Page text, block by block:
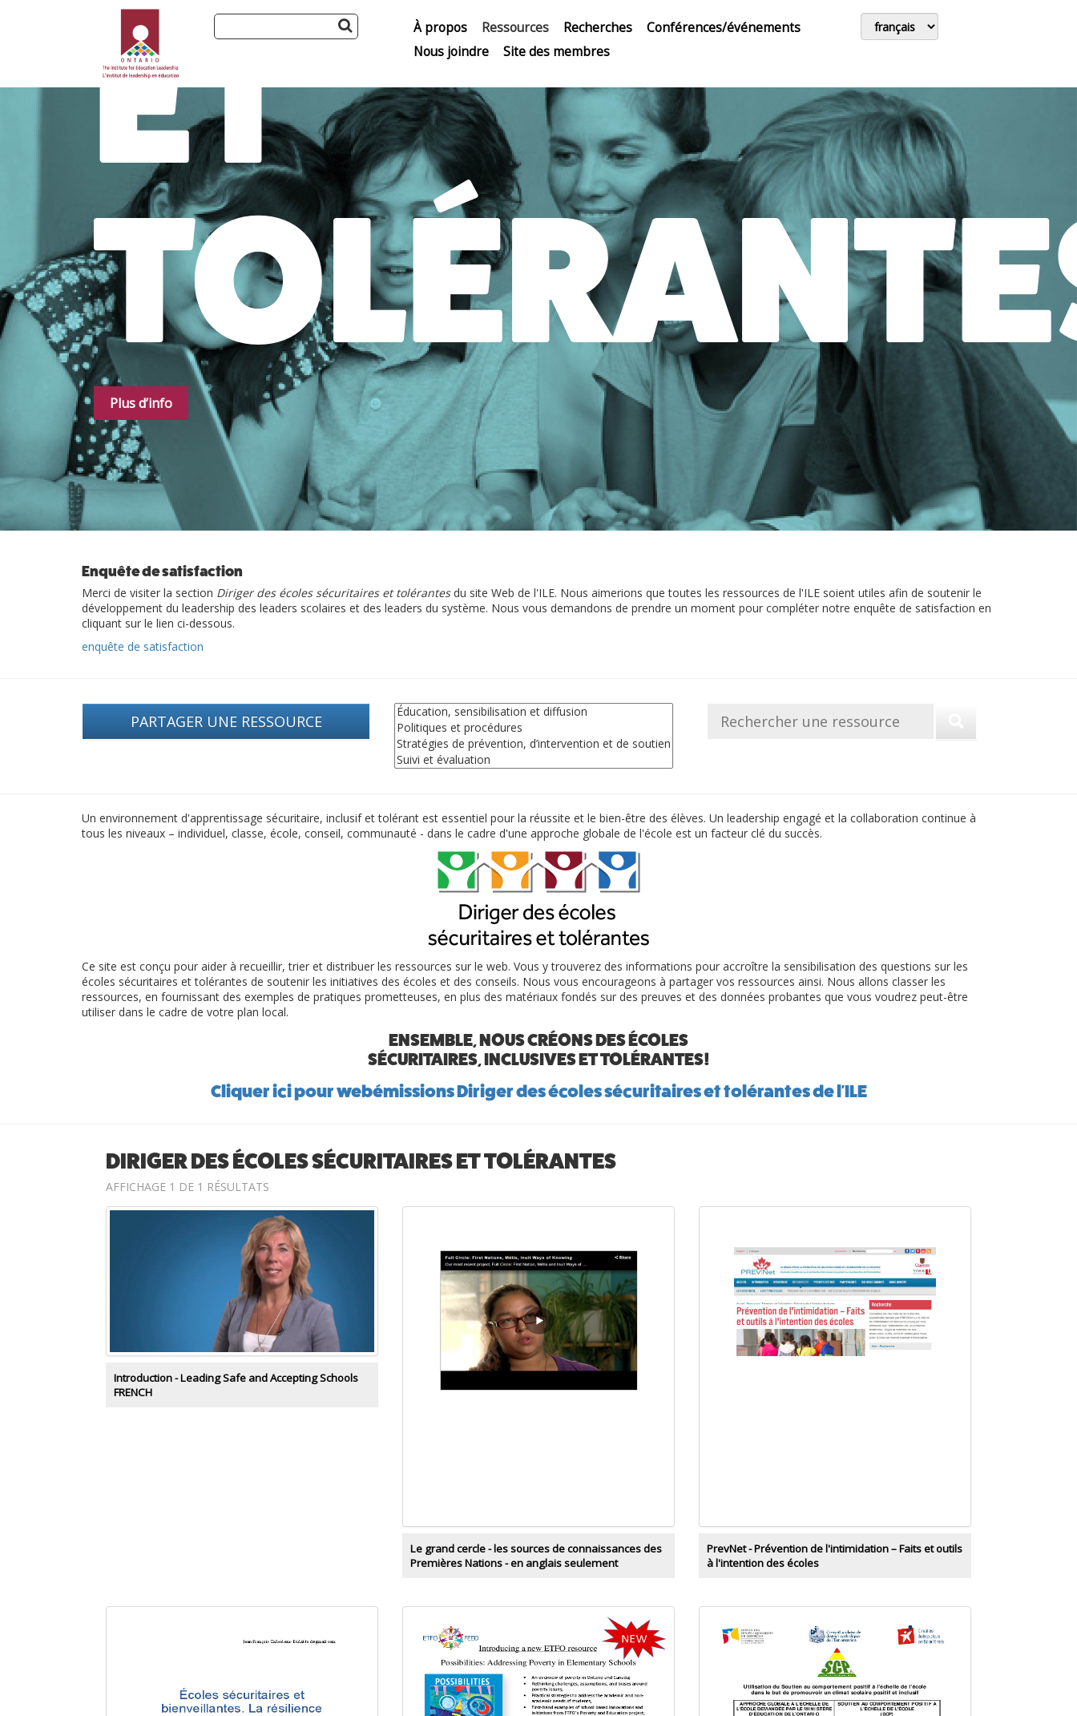
À propos Ressources Recherches
Conférences/événements
Nous joindre
Site des membres
ET
Plus d’info
Enquête de satisfaction
Merci de visiter la section Diriger des écoles sécuritaires et tolérantes du site Web de l'ILE. Nous aimerions que toutes les ressources de l'ILE soient utiles afin de soutenir le
développement du leadership des leaders scolaires et des leaders du système. Nous vous demandons de prendre un moment pour compléter notre enquête de satisfaction en
cliquant sur le lien ci-dessous.
enquête de satisfaction
PARTAGER UNE RESSOURCE
Un environnement d'apprentissage sécuritaire, inclusif et tolérant est essentiel pour la réussite et le bien-être des élèves. Un leadership engagé et la collaboration continue à
tous les niveaux – individuel, classe, école, conseil, communauté - dans le cadre d'une approche globale de l'école est un facteur clé du succès.
Ce site est conçu pour aider à recueillir, trier et distribuer les ressources sur le web. Vous y trouverez des informations pour accroître la sensibilisation des questions sur les
écoles sécuritaires et tolérantes de soutenir les initiatives des écoles et des conseils. Nous vous encourageons à partager vos ressources ainsi. Nous allons classer les
ressources, en fournissant des exemples de pratiques prometteuses, en plus des matériaux fondés sur des preuves et des données probantes que vous voudrez peut-être
utiliser dans le cadre de votre plan local.
ENSEMBLE, NOUS CRÉONS DES ÉCOLES
SÉCURITAIRES, INCLUSIVES ET TOLÉRANTES!
Cliquer ici pour webémissions Diriger des écoles sécuritaires et tolérantes de l'ILE
DIRIGER DES ÉCOLES SÉCURITAIRES ET TOLÉRANTES
AFFICHAGE 1 DE 1 RÉSULTATS
Introduction - Leading Safe and Accepting Schools
FRENCH
Le grand cercle - les sources de connaissances des
Premières Nations - en anglais seulement
PrevNet - Prévention de l'intimidation – Faits et outils
à l'intention des écoles